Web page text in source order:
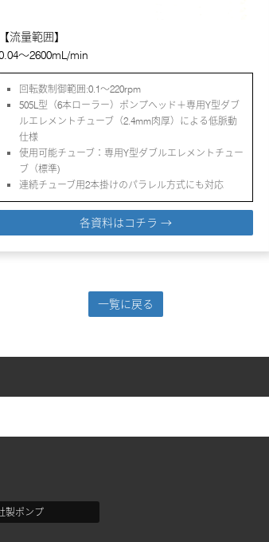
【流量範囲】
～2600mL/min
回転数制御範囲:0.1～220rpm
505L型（6本ローラー）ポンプヘッド＋専用Y型ダブ
ルエレメントチューブ（2.4mm肉厚）による低脈動
仕様
使用可能チューブ：専用Y型ダブルエレメントチュー
ブ（標準)
連続チューブ用2本掛けのパラレル方式にも対応
各資料はコチラ →
一覧に戻る
製ポンプ